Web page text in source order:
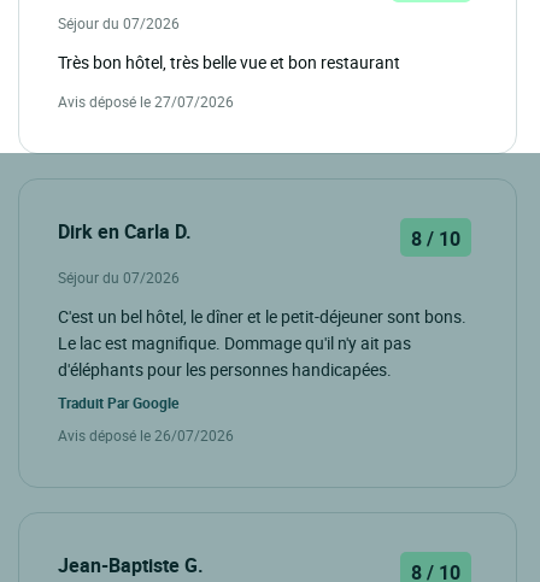
Séjour du 07/2026
Très bon hôtel, très belle vue et bon restaurant
Avis déposé le 27/07/2026
Dirk en Carla D. 8 / 10
Séjour du 07/2026
C'est un bel hôtel, le dîner et le petit-déjeuner sont bons.
Le lac est magnifique. Dommage qu'il n'y ait pas
d'éléphants pour les personnes handicapées.
Traduit ParGoogle
Avis déposé le 26/07/2026
Jean-Baptiste G. 8 / 10